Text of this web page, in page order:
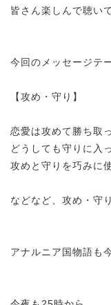
皆さん楽しんで聴い
今回のメッセージテ
【攻め・守り】
恋愛は攻めて勝ち取
どうしても守りに入
攻めと守りを巧みに
などなど、攻め・守
アナルニア国物語も